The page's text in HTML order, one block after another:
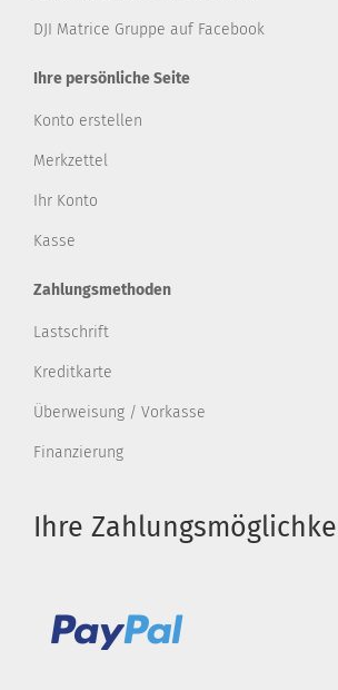
DJI Matrice Gruppe auf Facebook
Ihre persönliche Seite
Konto erstellen
Merkzettel
Ihr Konto
Kasse
Zahlungsmethoden
Lastschrift
Kreditkarte
Überweisung / Vorkasse
Finanzierung
Ihre